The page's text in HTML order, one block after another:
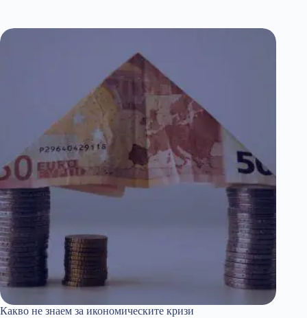
Какво не знаем за икономическите кризи